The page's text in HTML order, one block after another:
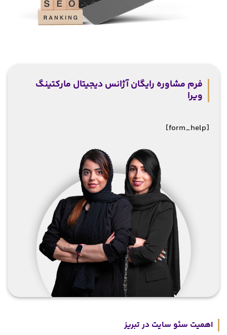
فرم مشاوره رایگان آژانس دیجیتال مارکتینگ
ویرا
[form_help]
اهمیت سئو سایت در تبریز